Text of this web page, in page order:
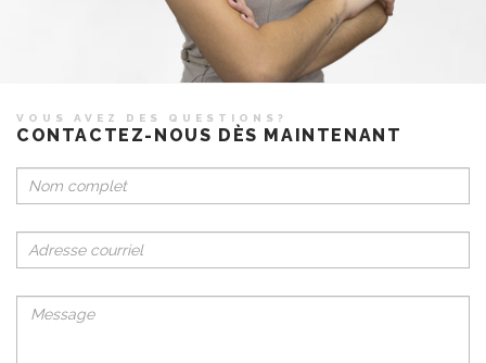
VOUS AVEZ DES QUESTIONS?
CONTACTEZ-NOUS DÈS MAINTENANT